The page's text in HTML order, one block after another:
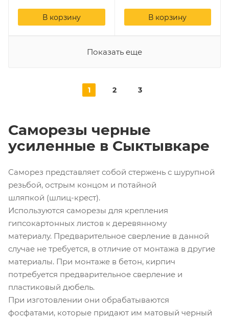
В корзину В корзину
Показать еще
1 2 3
Саморезы черные
усиленные в Сыктывкаре
Саморез представляет собой стержень с шурупной
резьбой, острым концом и потайной
шляпкой (шлиц-крест).
Используются саморезы для крепления
гипсокартонных листов к деревянному
материалу. Предварительное сверление в данной
случае не требуется, в отличие от монтажа в другие
материалы. При монтаже в бетон, кирпич
потребуется предварительное сверление и
пластиковый дюбель.
При изготовлении они обрабатываются
фосфатами, которые придают им матовый черный